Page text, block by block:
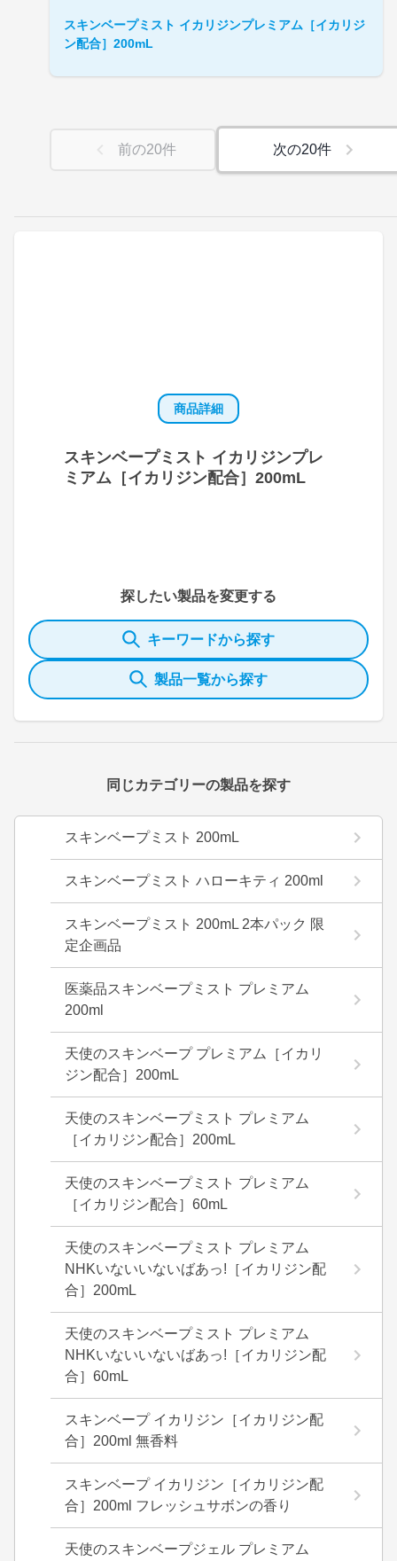
商品詳細
スキンベープミスト イカリジンプレ
ミアム［イカリジン配合］200mL
探したい製品を変更する
キーワードから探す
製品一覧から探す
同じカテゴリーの製品を探す
スキンベープミスト 200mL
スキンベープミスト ハローキティ 200ml
スキンベープミスト 200mL 2本パック 限
定企画品
医薬品スキンベープミスト プレミアム
200ml
天使のスキンベープ プレミアム［イカリ
ジン配合］200mL
天使のスキンベープミスト プレミアム
［イカリジン配合］200mL
天使のスキンベープミスト プレミアム
［イカリジン配合］60mL
天使のスキンベープミスト プレミアム
NHKいないいないばあっ!［イカリジン配
合］200mL
天使のスキンベープミスト プレミアム
NHKいないいないばあっ!［イカリジン配
合］60mL
スキンベープ イカリジン［イカリジン配
合］200ml 無香料
スキンベープ イカリジン［イカリジン配
合］200ml フレッシュサボンの香り
天使のスキンベープジェル プレミアム
スキンベープミスト イカリジンプレミアム［イカリジ
ン配合］200mL
前の20件 次の20件